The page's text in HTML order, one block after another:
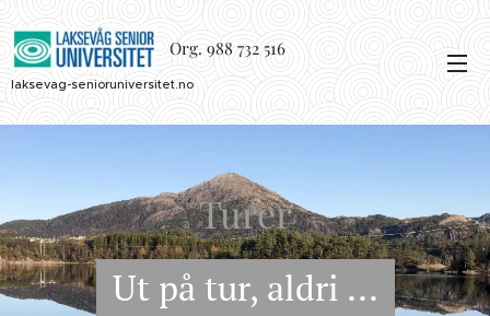
Org. 988 732 516
laksevag-senioruniversitet.no
Turer
Ut på tur, aldri ...